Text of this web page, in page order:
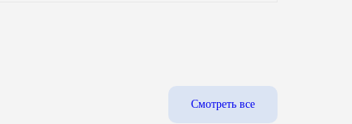
Смотреть все